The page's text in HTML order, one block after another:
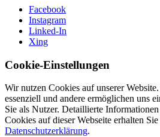
Facebook
Instagram
Linked-In
Xing
Cookie-Einstellungen
Wir nutzen Cookies auf unserer
essenziell und andere ermöglichen uns
Sie als Nutzer. Detaillierte
Cookies auf dieser Webseite erhalten
Datenschutzerklärung.